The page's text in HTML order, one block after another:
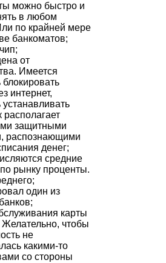
можно быстро и
в любом
по крайней мере
банкоматов;
от
Имеется
интернет,
защитными
распознающими
денег;
средние
рынку проценты.
один из
карты
чтобы
не
какими-то
со стороны